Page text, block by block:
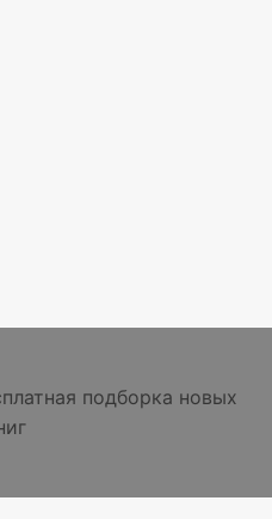
подборка новых